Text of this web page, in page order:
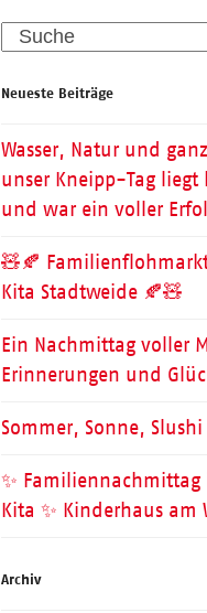
Search
Neueste Beiträge
Wasser, Natur und
unser Kneipp-Tag liegt
und war ein voller
🧸🍂 Familienflohmarkt
Kita Stadtweide 🍂🧸
Ein Nachmittag voller
Erinnerungen und
Sommer, Sonne, Slushi
✨ Familiennachmittag
Kita ✨ Kinderhaus am
Archiv